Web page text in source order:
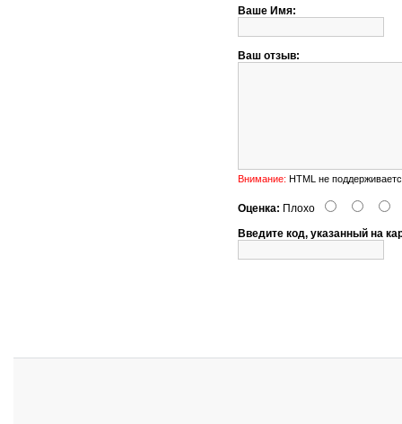
Ваше Имя:
Ваш отзыв:
Внимание: HTML не
Оценка: Плохо
Введите код, указанный на